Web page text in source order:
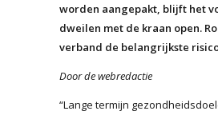
worden aangepakt, blijft het
dweilen met de kraan open.
verband de belangrijkste
Door de webredactie
“Lange termijn